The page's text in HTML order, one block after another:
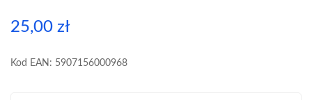
25,00 zł
Kod EAN: 5907156000968